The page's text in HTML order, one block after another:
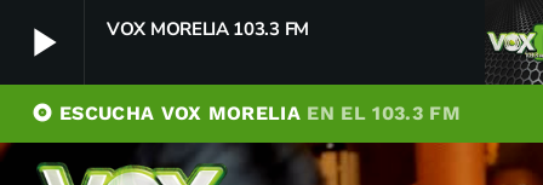
play_arrow VOX MORELIA 103.3 FM
play_arrow VOX MORELIA 103.3 FM
album ESCUCHA VOX MORELIA EN EL 103.3 FM